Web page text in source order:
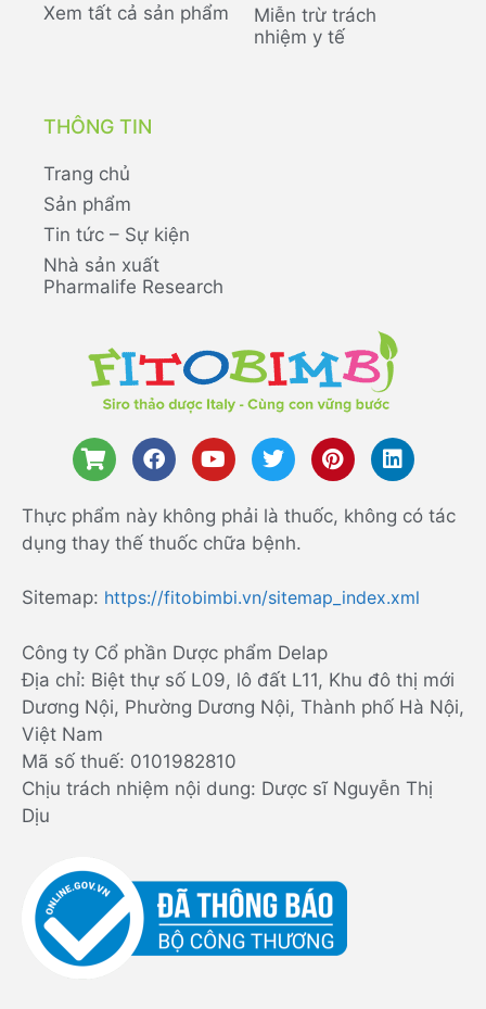
Xem tất cả sản phẩm
Miễn trừ trách
nhiệm y tế
THÔNG TIN
Trang chủ
Sản phẩm
Tin tức – Sự kiện
Nhà sản xuất
Pharmalife Research
Thực phẩm này không phải là thuốc, không có tác
dụng thay thế thuốc chữa bệnh.
Sitemap: https://fitobimbi.vn/sitemap_index.xml
Công ty Cổ phần Dược phẩm Delap
Địa chỉ: Biệt thự số L09, lô đất L11, Khu đô thị mới
Dương Nội, Phường Dương Nội, Thành phố Hà Nội,
Việt Nam
Mã số thuế: 0101982810
Chịu trách nhiệm nội dung: Dược sĩ Nguyễn Thị
Dịu